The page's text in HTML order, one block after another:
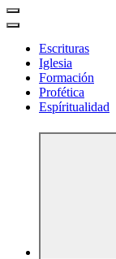
Escrituras
Iglesia
Formación
Profética
Espíritualidad